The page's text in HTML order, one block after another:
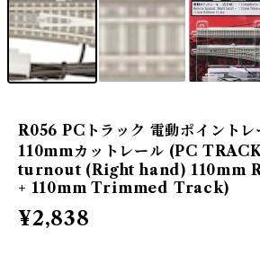
R056 PCトラック 電動ポイントレ
110mmカットレール (PC
turnout (Right hand) 110mm
+ 110mm Trimmed Track)
¥2,838